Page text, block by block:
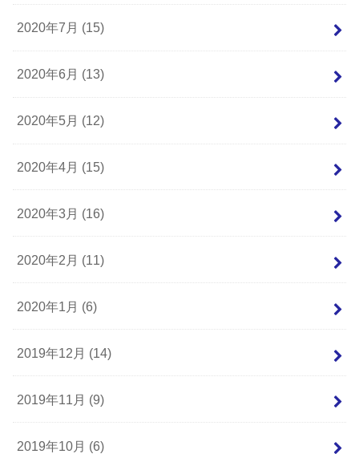
2020年7月 (15)
2020年6月 (13)
2020年5月 (12)
2020年4月 (15)
2020年3月 (16)
2020年2月 (11)
2020年1月 (6)
2019年12月 (14)
2019年11月 (9)
2019年10月 (6)